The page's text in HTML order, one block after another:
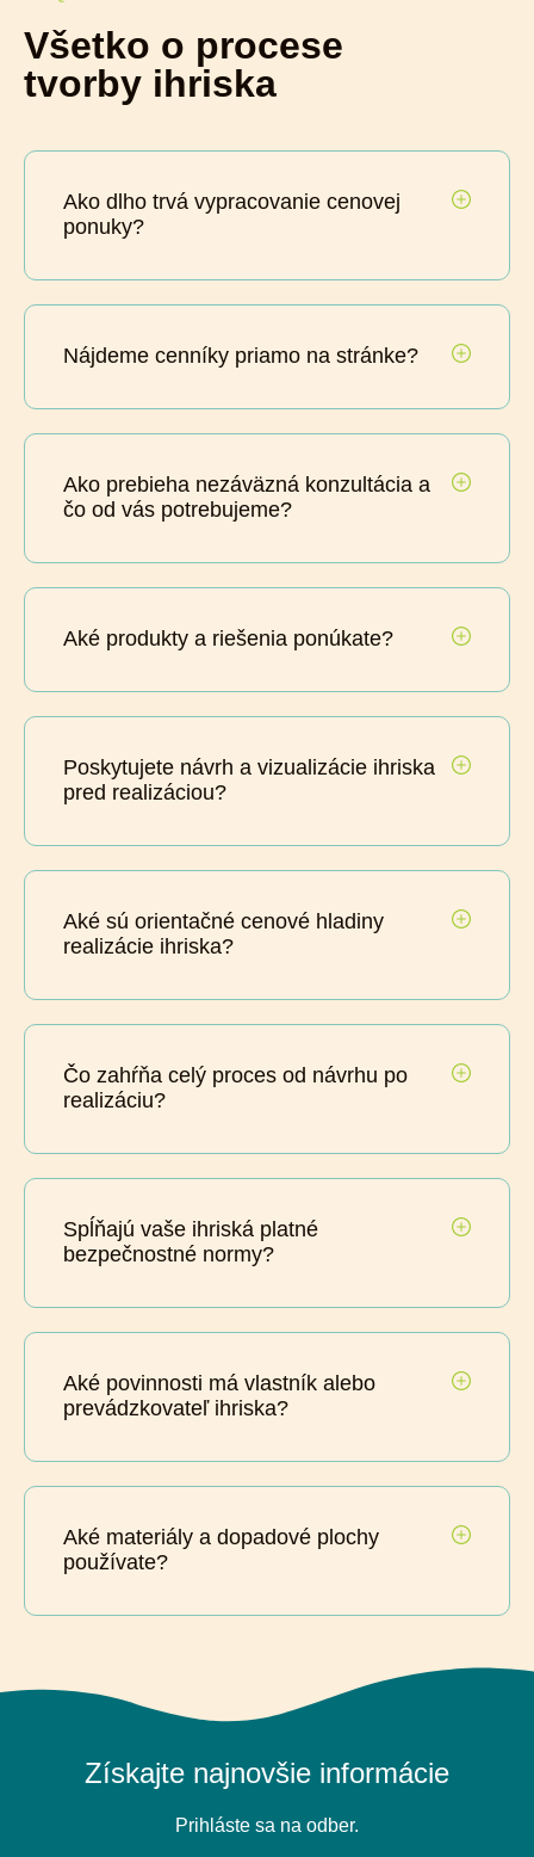
Všetko o procese
tvorby ihriska
Ako dlho trvá vypracovanie cenovej
ponuky?
Nájdeme cenníky priamo na stránke?
Ako prebieha nezáväzná konzultácia a
čo od vás potrebujeme?
Aké produkty a riešenia ponúkate?
Poskytujete návrh a vizualizácie ihriska
pred realizáciou?
Aké sú orientačné cenové hladiny
realizácie ihriska?
Čo zahŕňa celý proces od návrhu po
realizáciu?
Spĺňajú vaše ihriská platné
bezpečnostné normy?
Aké povinnosti má vlastník alebo
prevádzkovateľ ihriska?
Aké materiály a dopadové plochy
používate?
Získajte najnovšie informácie
Prihláste sa na odber.